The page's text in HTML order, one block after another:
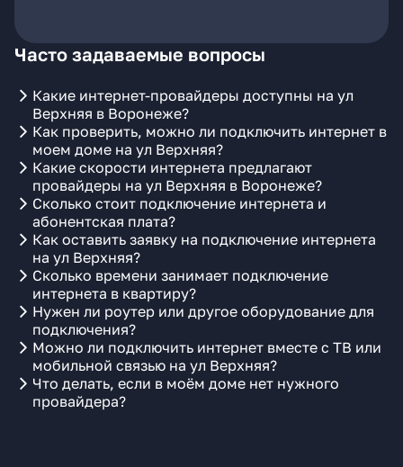
Часто задаваемые вопросы
Какие интернет-провайдеры доступны на ул
Верхняя в Воронеже?
Как проверить, можно ли подключить интернет в
моем доме на ул Верхняя?
Какие скорости интернета предлагают
провайдеры на ул Верхняя в Воронеже?
Сколько стоит подключение интернета и
абонентская плата?
Как оставить заявку на подключение интернета
на ул Верхняя?
Сколько времени занимает подключение
интернета в квартиру?
Нужен ли роутер или другое оборудование для
подключения?
Можно ли подключить интернет вместе с ТВ или
мобильной связью на ул Верхняя?
Что делать, если в моём доме нет нужного
провайдера?